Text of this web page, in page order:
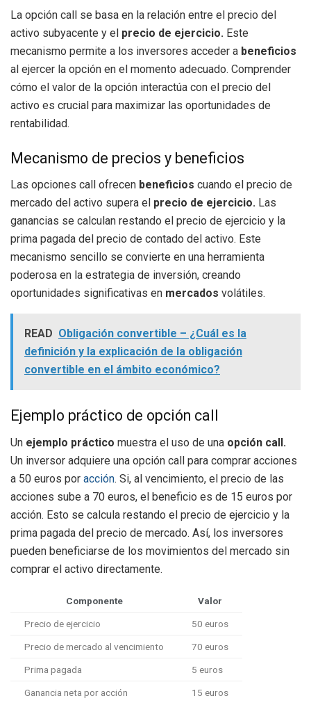
La opción call se basa en la relación entre el precio del
activo subyacente y el precio de ejercicio. Este
mecanismo permite a los inversores acceder a beneficios
al ejercer la opción en el momento adecuado. Comprender
cómo el valor de la opción interactúa con el precio del
activo es crucial para maximizar las oportunidades de
rentabilidad.
Mecanismo de precios y beneficios
Las opciones call ofrecen beneficios cuando el precio de
mercado del activo supera el precio de ejercicio. Las
ganancias se calculan restando el precio de ejercicio y la
prima pagada del precio de contado del activo. Este
mecanismo sencillo se convierte en una herramienta
poderosa en la estrategia de inversión, creando
oportunidades significativas en mercados volátiles.
READ Obligación convertible – ¿Cuál es la
definición y la explicación de la obligación
convertible en el ámbito económico?
Ejemplo práctico de opción call
Un ejemplo práctico muestra el uso de una opción call.
Un inversor adquiere una opción call para comprar acciones
a 50 euros por acción. Si, al vencimiento, el precio de las
acciones sube a 70 euros, el beneficio es de 15 euros por
acción. Esto se calcula restando el precio de ejercicio y la
prima pagada del precio de mercado. Así, los inversores
pueden beneficiarse de los movimientos del mercado sin
comprar el activo directamente.
Componente Valor
Precio de ejercicio 50 euros
Precio de mercado al vencimiento 70 euros
Prima pagada 5 euros
Ganancia neta por acción 15 euros